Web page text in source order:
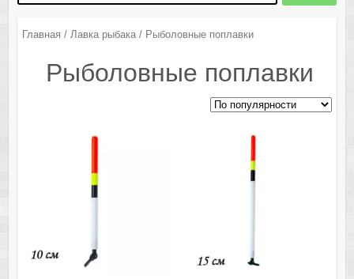
Главная / Лавка рыбака/ Рыболовные поплавки
Рыболовные поплавки